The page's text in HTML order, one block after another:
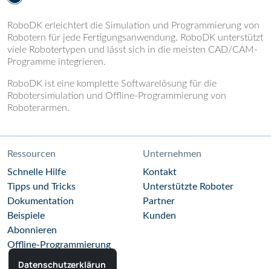
RoboDK erleichtert die Simulation und Programmierung von
Robotern für jede Fertigungsanwendung. RoboDK unterstützt
viele Robotertypen und lässt sich in die meisten CAD/CAM-
Programme integrieren.
RoboDK ist eine komplette Softwarelösung für die
Robotersimulation und Offline-Programmierung von
Roboterarmen.
Ressourcen
Schnelle Hilfe
Tipps und Tricks
Dokumentation
Beispiele
Abonnieren
Offline-Programmierung
Unternehmen
Kontakt
Unterstützte Roboter
Partner
Kunden
Datenschutzerklärun